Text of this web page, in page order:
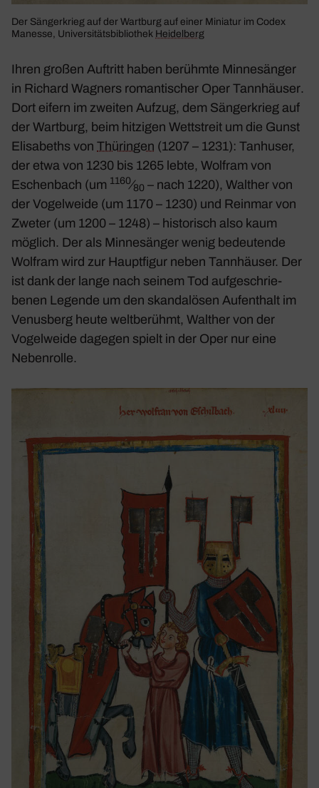
Der Sänger­krieg auf der Wart­burg auf einer Miniatur im Codex
Manesse, Univer­si­täts­bi­blio­thek Heidel­berg
Ihren großen Auftritt haben berühmte Minne­sänger
in Richard Wagners roman­ti­scher Oper Tann­häuser.
Dort eifern im zweiten Aufzug, dem Sänger­krieg auf
der Wart­burg, beim hitzigen Wett­streit um die Gunst
Elisa­beths von Thüringen (1207 – 1231): Tanhuser,
der etwa von 1230 bis 1265 lebte, Wolfram von
Eschen­bach (um 1160⁄80 – nach 1220), Walther von
der Vogel­weide (um 1170 – 1230) und Reinmar von
Zweter (um 1200 – 1248) – histo­risch also kaum
möglich. Der als Minne­sänger wenig bedeu­tende
Wolfram wird zur Haupt­figur neben Tann­häuser. Der
ist dank der lange nach seinem Tod aufge­schrie­
benen Legende um den skan­da­lösen Aufent­halt im
Venus­berg heute welt­be­rühmt, Walther von der
Vogel­weide dagegen spielt in der Oper nur eine
Neben­rolle.